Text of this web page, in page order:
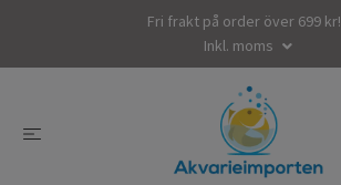
Fri frakt på order över 699 kr!
Inkl. moms